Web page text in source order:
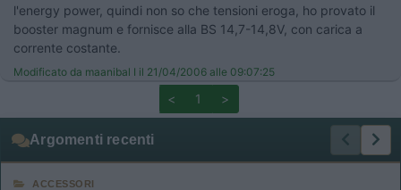
l'energy power, quindi non so che tensioni eroga, ho provato il
booster magnum e fornisce alla BS 14,7-14,8V, con carica a
corrente costante.
Modificato da maanibal I il 21/04/2006 alle 09:07:25
< 1 >
Argomenti recenti
ACCESSORI